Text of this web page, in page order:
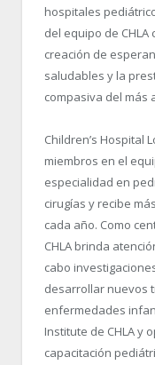
hospitales
del equipo de
creación de
saludables y la
compasiva del más
Children’s Hospital
miembros en el
especialidad en
cirugías y recibe
cada año. Como
CHLA brinda
cabo
desarrollar nuevos
enfermedades
Institute de CHLA y
capacitación